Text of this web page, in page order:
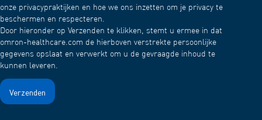
onze privacypraktijken en hoe we ons inzetten om je privacy te
beschermen en respecteren.
Door hieronder op Verzenden te klikken, stemt u ermee in dat
omron-healthcare.com de hierboven verstrekte persoonlijke
gegevens opslaat en verwerkt om u de gevraagde inhoud te
kunnen leveren.